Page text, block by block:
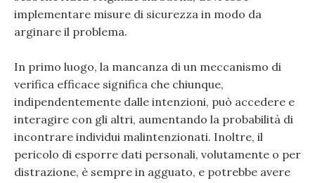
implementare misure di sicurezza in modo da
arginare il problema.
In primo luogo, la mancanza di un meccanismo di
verifica efficace significa che chiunque,
indipendentemente dalle intenzioni, può accedere e
interagire con gli altri, aumentando la probabilità di
incontrare individui malintenzionati. Inoltre, il
pericolo di esporre dati personali, volutamente o per
distrazione, è sempre in agguato, e potrebbe avere